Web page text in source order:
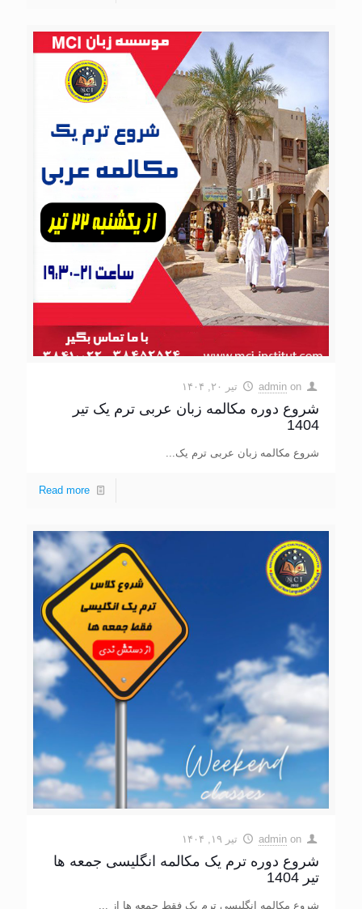
admin on تیر ۲۰, ۱۴۰۴
شروع دوره مکالمه زبان عربی ترم یک تیر
1404
شروع مکالمه زبان عربی ترم یک...
Read more
admin on تیر ۱۹, ۱۴۰۴
شروع دوره ترم یک مکالمه انگلیسی جمعه ها
تیر 1404
شروع مکالمه انگلیسی ترم یک فقط جمعه ها از ...